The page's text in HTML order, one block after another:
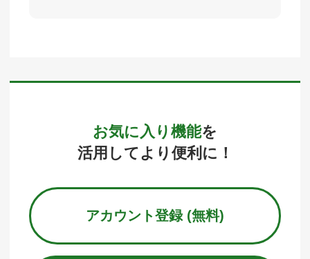
お気に入り機能を
活用してより便利に！
アカウント登録 (無料)